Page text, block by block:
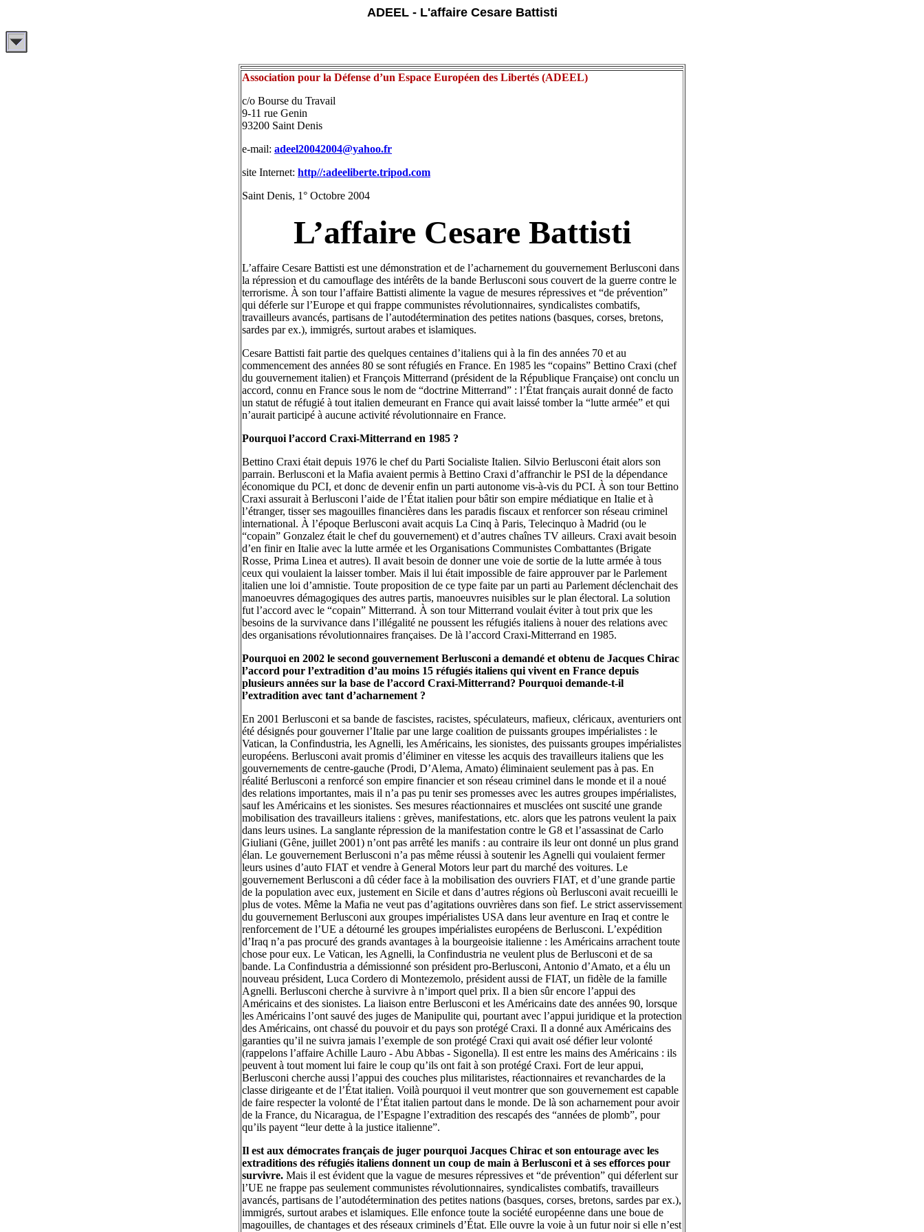
ADEEL - L'affaire Cesare Battisti
Association pour la Défense d’un Espace Européen des Libertés (ADEEL)
c/o Bourse du Travail
9-11 rue Genin
93200 Saint Denis
e-mail: adeel20042004@yahoo.fr
site Internet: http//:adeeliberte.tripod.com
Saint Denis, 1° Octobre 2004
L’affaire Cesare Battisti
L’affaire Cesare Battisti est une démonstration et de l’acharnement du gouvernement Berlusconi dans
la répression et du camouflage des intérêts de la bande Berlusconi sous couvert de la guerre contre le
terrorisme. À son tour l’affaire Battisti alimente la vague de mesures répressives et “de prévention”
qui déferle sur l’Europe et qui frappe communistes révolutionnaires, syndicalistes combatifs,
travailleurs avancés, partisans de l’autodétermination des petites nations (basques, corses, bretons,
sardes par ex.), immigrés, surtout arabes et islamiques.
Cesare Battisti fait partie des quelques centaines d’italiens qui à la fin des années 70 et au
commencement des années 80 se sont réfugiés en France. En 1985 les “copains” Bettino Craxi (chef
du gouvernement italien) et François Mitterrand (président de la République Française) ont conclu un
accord, connu en France sous le nom de “doctrine Mitterrand” : l’État français aurait donné de facto
un statut de réfugié à tout italien demeurant en France qui avait laissé tomber la “lutte armée” et qui
n’aurait participé à aucune activité révolutionnaire en France.
Pourquoi l’accord Craxi-Mitterrand en 1985 ?
Bettino Craxi était depuis 1976 le chef du Parti Socialiste Italien. Silvio Berlusconi était alors son
parrain. Berlusconi et la Mafia avaient permis à Bettino Craxi d’affranchir le PSI de la dépendance
économique du PCI, et donc de devenir enfin un parti autonome vis-à-vis du PCI. À son tour Bettino
Craxi assurait à Berlusconi l’aide de l’État italien pour bâtir son empire médiatique en Italie et à
l’étranger, tisser ses magouilles financières dans les paradis fiscaux et renforcer son réseau criminel
international. À l’époque Berlusconi avait acquis La Cinq à Paris, Telecinquo à Madrid (ou le
“copain” Gonzalez était le chef du gouvernement) et d’autres chaînes TV ailleurs. Craxi avait besoin
d’en finir en Italie avec la lutte armée et les Organisations Communistes Combattantes (Brigate
Rosse, Prima Linea et autres). Il avait besoin de donner une voie de sortie de la lutte armée à tous
ceux qui voulaient la laisser tomber. Mais il lui était impossible de faire approuver par le Parlement
italien une loi d’amnistie. Toute proposition de ce type faite par un parti au Parlement déclenchait des
manoeuvres démagogiques des autres partis, manoeuvres nuisibles sur le plan électoral. La solution
fut l’accord avec le “copain” Mitterrand. À son tour Mitterrand voulait éviter à tout prix que les
besoins de la survivance dans l’illégalité ne poussent les réfugiés italiens à nouer des relations avec
des organisations révolutionnaires françaises. De là l’accord Craxi-Mitterrand en 1985.
Pourquoi en 2002 le second gouvernement Berlusconi a demandé et obtenu de Jacques Chirac
l’accord pour l’extradition d’au moins 15 réfugiés italiens qui vivent en France depuis
plusieurs années sur la base de l’accord Craxi-Mitterrand? Pourquoi demande-t-il
l’extradition avec tant d’acharnement ?
En 2001 Berlusconi et sa bande de fascistes, racistes, spéculateurs, mafieux, cléricaux, aventuriers ont
été désignés pour gouverner l’Italie par une large coalition de puissants groupes impérialistes : le
Vatican, la Confindustria, les Agnelli, les Américains, les sionistes, des puissants groupes impérialistes
européens. Berlusconi avait promis d’éliminer en vitesse les acquis des travailleurs italiens que les
gouvernements de centre-gauche (Prodi, D’Alema, Amato) éliminaient seulement pas à pas. En
réalité Berlusconi a renforcé son empire financier et son réseau criminel dans le monde et il a noué
des relations importantes, mais il n’a pas pu tenir ses promesses avec les autres groupes impérialistes,
sauf les Américains et les sionistes. Ses mesures réactionnaires et musclées ont suscité une grande
mobilisation des travailleurs italiens : grèves, manifestations, etc. alors que les patrons veulent la paix
dans leurs usines. La sanglante répression de la manifestation contre le G8 et l’assassinat de Carlo
Giuliani (Gêne, juillet 2001) n’ont pas arrêté les manifs : au contraire ils leur ont donné un plus grand
élan. Le gouvernement Berlusconi n’a pas même réussi à soutenir les Agnelli qui voulaient fermer
leurs usines d’auto FIAT et vendre à General Motors leur part du marché des voitures. Le
gouvernement Berlusconi a dû céder face à la mobilisation des ouvriers FIAT, et d’une grande partie
de la population avec eux, justement en Sicile et dans d’autres régions où Berlusconi avait recueilli le
plus de votes. Même la Mafia ne veut pas d’agitations ouvrières dans son fief. Le strict asservissement
du gouvernement Berlusconi aux groupes impérialistes USA dans leur aventure en Iraq et contre le
renforcement de l’UE a détourné les groupes impérialistes européens de Berlusconi. L’expédition
d’Iraq n’a pas procuré des grands avantages à la bourgeoisie italienne : les Américains arrachent toute
chose pour eux. Le Vatican, les Agnelli, la Confindustria ne veulent plus de Berlusconi et de sa
bande. La Confindustria a démissionné son président pro-Berlusconi, Antonio d’Amato, et a élu un
nouveau président, Luca Cordero di Montezemolo, président aussi de FIAT, un fidèle de la famille
Agnelli. Berlusconi cherche à survivre à n’import quel prix. Il a bien sûr encore l’appui des
Américains et des sionistes. La liaison entre Berlusconi et les Américains date des années 90, lorsque
les Américains l’ont sauvé des juges de Manipulite qui, pourtant avec l’appui juridique et la protection
des Américains, ont chassé du pouvoir et du pays son protégé Craxi. Il a donné aux Américains des
garanties qu’il ne suivra jamais l’exemple de son protégé Craxi qui avait osé défier leur volonté
(rappelons l’affaire Achille Lauro - Abu Abbas - Sigonella). Il est entre les mains des Américains : ils
peuvent à tout moment lui faire le coup qu’ils ont fait à son protégé Craxi. Fort de leur appui,
Berlusconi cherche aussi l’appui des couches plus militaristes, réactionnaires et revanchardes de la
classe dirigeante et de l’État italien. Voilà pourquoi il veut montrer que son gouvernement est capable
de faire respecter la volonté de l’État italien partout dans le monde. De là son acharnement pour avoir
de la France, du Nicaragua, de l’Espagne l’extradition des rescapés des “années de plomb”, pour
qu’ils payent “leur dette à la justice italienne”.
Il est aux démocrates français de juger pourquoi Jacques Chirac et son entourage avec les
extraditions des réfugiés italiens donnent un coup de main à Berlusconi et à ses efforces pour
survivre. Mais il est évident que la vague de mesures répressives et “de prévention” qui déferlent sur
l’UE ne frappe pas seulement communistes révolutionnaires, syndicalistes combatifs, travailleurs
avancés, partisans de l’autodétermination des petites nations (basques, corses, bretons, sardes par ex.),
immigrés, surtout arabes et islamiques. Elle enfonce toute la société européenne dans une boue de
magouilles, de chantages et des réseaux criminels d’État. Elle ouvre la voie à un futur noir si elle n’est